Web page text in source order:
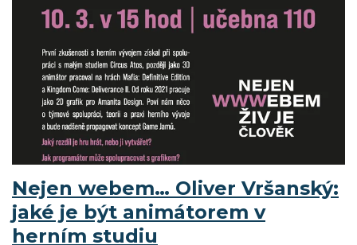
Nejen webem… Oliver Vršanský:
jaké je být animátorem v
herním studiu